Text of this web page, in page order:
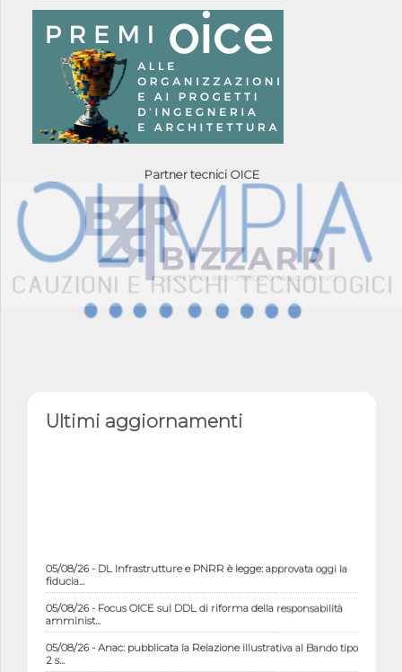
Partner tecnici OICE
Ultimi aggiornamenti
05/08/26 - DL Infrastrutture e PNRR è legge: approvata oggi la
fiducia...
05/08/26 - Focus OICE sul DDL di riforma della responsabilità
amminist...
05/08/26 - Anac: pubblicata la Relazione illustrativa al Bando tipo
2 s...